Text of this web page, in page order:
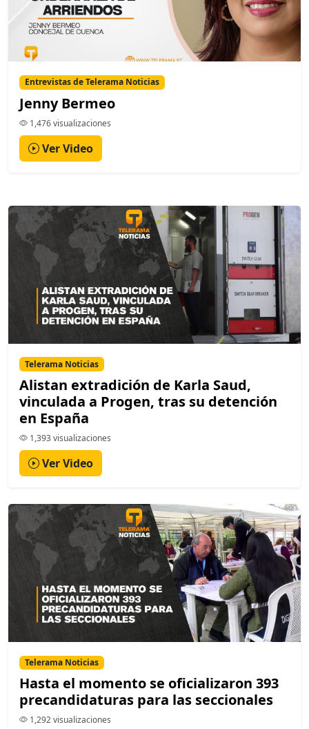
Entrevistas de Telerama Noticias
Jenny Bermeo
1,476 visualizaciones
Ver Video
Telerama Noticias
Alistan extradición de Karla Saud,
vinculada a Progen, tras su detención
en España
1,393 visualizaciones
Ver Video
Telerama Noticias
Hasta el momento se oficializaron 393
precandidaturas para las seccionales
1,292 visualizaciones